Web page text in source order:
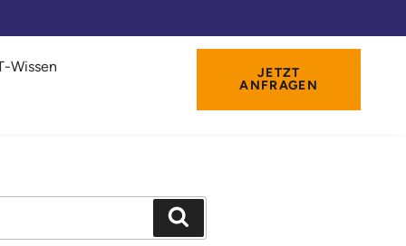
Wissen
JETZT
ANFRAGEN